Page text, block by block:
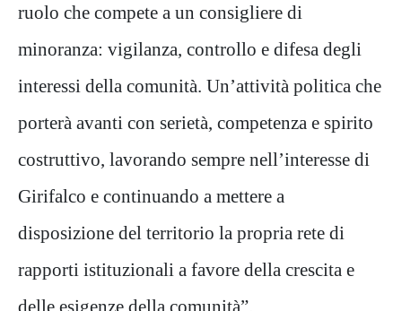
ruolo che compete a un consigliere di
minoranza: vigilanza, controllo e difesa degli
interessi della comunità. Un’attività politica che
porterà avanti con serietà, competenza e spirito
costruttivo, lavorando sempre nell’interesse di
Girifalco e continuando a mettere a
disposizione del territorio la propria rete di
rapporti istituzionali a favore della crescita e
delle esigenze della comunità”.